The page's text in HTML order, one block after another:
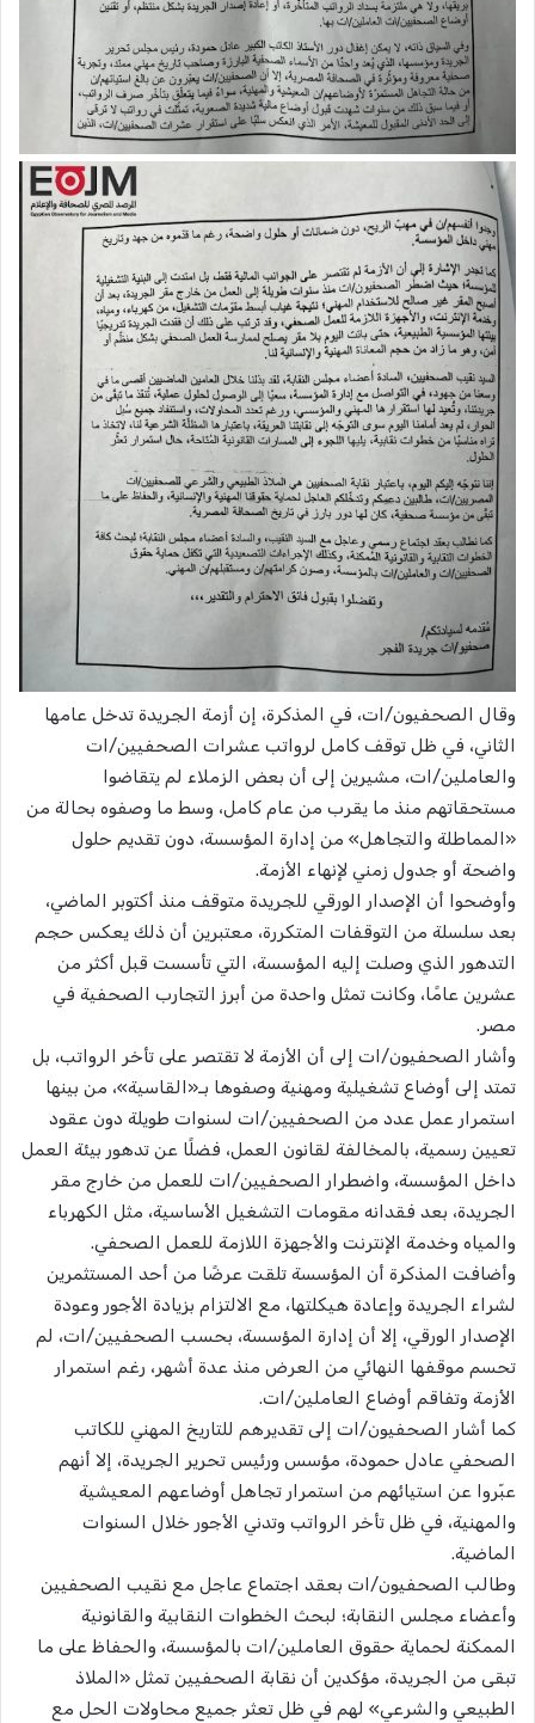
وقال الصحفيون/ات، في المذكرة، إن أزمة الجريدة تدخل عامها
الثاني، في ظل توقف كامل لرواتب عشرات الصحفيين/ات
والعاملين/ات، مشيرين إلى أن بعض الزملاء لم يتقاضوا
مستحقاتهم منذ ما يقرب من عام كامل، وسط ما وصفوه بحالة من
«المماطلة والتجاهل» من إدارة المؤسسة، دون تقديم حلول
واضحة أو جدول زمني لإنهاء الأزمة.
وأوضحوا أن الإصدار الورقي للجريدة متوقف منذ أكتوبر الماضي،
بعد سلسلة من التوقفات المتكررة، معتبرين أن ذلك يعكس حجم
التدهور الذي وصلت إليه المؤسسة، التي تأسست قبل أكثر من
عشرين عامًا، وكانت تمثل واحدة من أبرز التجارب الصحفية في
مصر.
وأشار الصحفيون/ات إلى أن الأزمة لا تقتصر على تأخر الرواتب، بل
تمتد إلى أوضاع تشغيلية ومهنية وصفوها بـ«القاسية»، من بينها
استمرار عمل عدد من الصحفيين/ات لسنوات طويلة دون عقود
تعيين رسمية، بالمخالفة لقانون العمل، فضلًا عن تدهور بيئة العمل
داخل المؤسسة، واضطرار الصحفيين/ات للعمل من خارج مقر
الجريدة، بعد فقدانه مقومات التشغيل الأساسية، مثل الكهرباء
والمياه وخدمة الإنترنت والأجهزة اللازمة للعمل الصحفي.
وأضافت المذكرة أن المؤسسة تلقت عرضًا من أحد المستثمرين
لشراء الجريدة وإعادة هيكلتها، مع الالتزام بزيادة الأجور وعودة
الإصدار الورقي، إلا أن إدارة المؤسسة، بحسب الصحفيين/ات، لم
تحسم موقفها النهائي من العرض منذ عدة أشهر، رغم استمرار
الأزمة وتفاقم أوضاع العاملين/ات.
كما أشار الصحفيون/ات إلى تقديرهم للتاريخ المهني للكاتب
الصحفي عادل حمودة، مؤسس ورئيس تحرير الجريدة، إلا أنهم
عبّروا عن استيائهم من استمرار تجاهل أوضاعهم المعيشية
والمهنية، في ظل تأخر الرواتب وتدني الأجور خلال السنوات
الماضية.
وطالب الصحفيون/ات بعقد اجتماع عاجل مع نقيب الصحفيين
وأعضاء مجلس النقابة؛ لبحث الخطوات النقابية والقانونية
الممكنة لحماية حقوق العاملين/ات بالمؤسسة، والحفاظ على ما
تبقى من الجريدة، مؤكدين أن نقابة الصحفيين تمثل «الملاذ
الطبيعي والشرعي» لهم في ظل تعثر جميع محاولات الحل مع